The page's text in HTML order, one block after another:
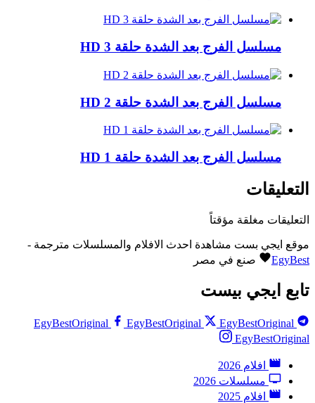
مسلسل الفرج بعد الشدة حلقة 3 HD
مسلسل الفرج بعد الشدة حلقة 2 HD
مسلسل الفرج بعد الشدة حلقة 1 HD
التعليقات
التعليقات مغلقة مؤقتاً
موقع ايجي بست مشاهدة احدث الافلام والمسلسلات مترجمة -
EgyBest
صنع في مصر
تابع ايجي بيست
EgyBestOriginal EgyBestOriginal
EgyBestOriginal
EgyBestOriginal
افلام 2026
مسلسلات 2026
افلام 2025